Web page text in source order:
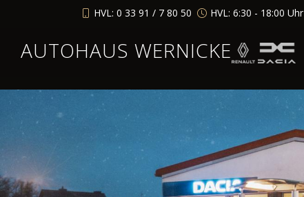
HVL: 0 33 91 / 7 80 50 HVL: 6:30 - 18:00 Uhr
AUTOHAUS WERNICKE